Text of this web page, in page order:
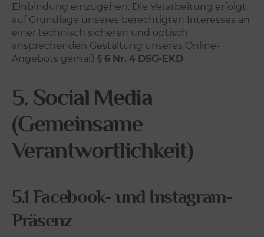
Einbindung einzugehen. Die Verarbeitung erfolgt
auf Grundlage unseres berechtigten Interesses an
einer technisch sicheren und optisch
ansprechenden Gestaltung unseres Online-
Angebots gemäß § 6 Nr. 4 DSG-EKD.
5. Social Media
(Gemeinsame
Verantwortlichkeit)
5.1 Facebook- und Instagram-
Präsenz